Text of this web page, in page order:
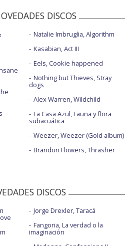
DISCOS
Natalie Imbruglia, Algorithm
Kasabian, Act III
Eels, Cookie happened
Nothing but Thieves, Stray
dogs
Alex Warren, Wildchild
La Casa Azul, Fauna y flora
subacuática
Weezer, Weezer (Gold album)
Brandon Flowers, Thrasher
DISCOS
Jorge Drexler, Taracá
Fangoria, La verdad o la
imaginación